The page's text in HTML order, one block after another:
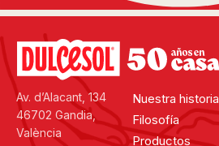
Av. d’Alacant, 134
46702 Gandia,
València
Nuestra historia
Filosofía
Productos